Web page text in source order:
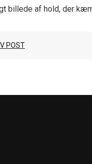
billede af hold, der
POST